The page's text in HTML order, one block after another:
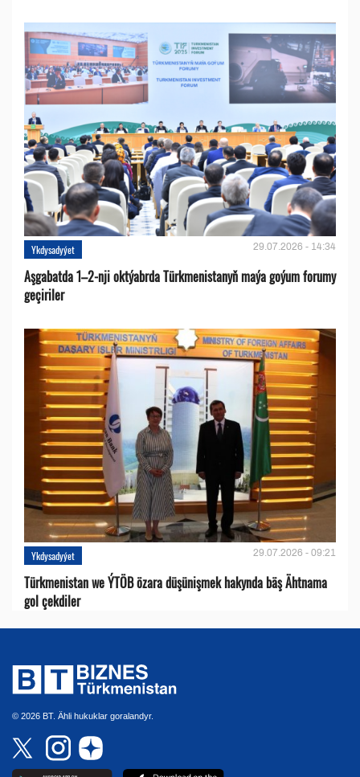
Ykdysadyýet 29.07.2026 - 14:34
Aşgabatda 1–2-nji oktýabrda Türkmenistanyň maýa goýum forumy
geçiriler
Ykdysadyýet 29.07.2026 - 09:21
Türkmenistan we ÝTÖB özara düşünişmek hakynda bäş Ähtnama
gol çekdiler
© 2026 BT. Ähli hukuklar goralandyr.